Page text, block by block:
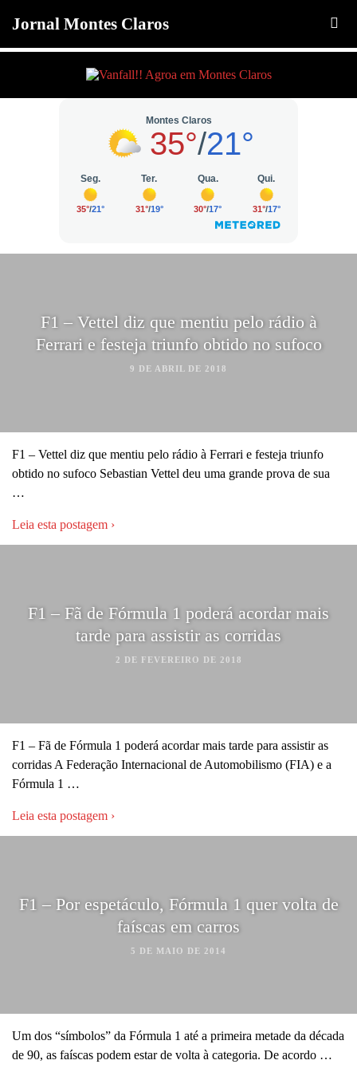
Jornal Montes Claros
F1 – Vettel diz que mentiu pelo rádio à
Ferrari e festeja triunfo obtido no sufoco
9 DE ABRIL DE 2018
F1 – Vettel diz que mentiu pelo rádio à Ferrari e festeja triunfo
obtido no sufoco Sebastian Vettel deu uma grande prova de sua
…
Leia esta postagem ›
F1 – Fã de Fórmula 1 poderá acordar mais
tarde para assistir as corridas
2 DE FEVEREIRO DE 2018
F1 – Fã de Fórmula 1 poderá acordar mais tarde para assistir as
corridas A Federação Internacional de Automobilismo (FIA) e a
Fórmula 1 …
Leia esta postagem ›
F1 – Por espetáculo, Fórmula 1 quer volta de
faíscas em carros
5 DE MAIO DE 2014
Um dos “símbolos” da Fórmula 1 até a primeira metade da década
de 90, as faíscas podem estar de volta à categoria. De acordo …